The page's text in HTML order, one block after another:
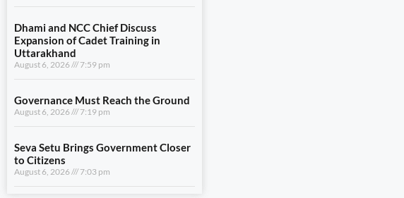
August 6, 2026 7:19 pm
Seva Setu Brings Government Closer
View All
LIFESTYLE